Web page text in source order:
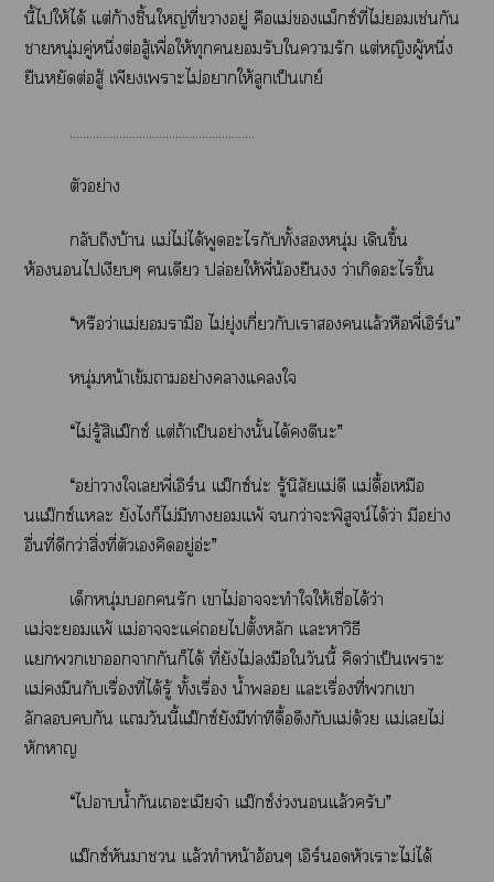
นี้ไให้ได้ แต่ก้างชิ้นใหญ่ที่าอยู่ คือแม่แม็กซ์ที่ไม่เช่นกัน
าหนุ่มคู่หนึ่งต่อสู้เพื่อให้ทุกรับใารัก แต่หญิงผู้หนึ่ง
ยืนหยัดต่อสู้ เพียงเาะไม่าให้ลูกเป็นเกย์
........................................................
ตัวอย่าง
กลับถึงบ้าน แม่ไม่ได้พูดะไกับทั้งหนุ่ม เดินขึ้น
ห้องไเงียบๆ เดียว ปล่อยให้พี่น้องยืน ว่าเกิดะไขึ้น
“หรือว่าแม่รามือ ไม่ยุ่งเกี่ยวกับเาแล้วหือพี่เอิร์น”
หนุ่มหน้าเข้มาอย่างาแใ
“ไม่รู้สิแม๊กซ์ แต่ถ้าเป็นอย่างนั้นได้ดีะ”
“อย่าาใเพี่เอิร์น แม๊กซ์น่ะ รู้นิสัยแม่ดี แม่ดื้อเหมือ
นแม๊กซ์แะ ยังไก็ไม่มีาแพ้ กว่าะพิสูจน์ได้ว่า มีอย่าง
อื่นที่ดีกว่าสิ่งที่ตัวเคิดอยู่อ่ะ”
เด็กหนุ่มรัก เาไม่าะทำใให้เชื่อได้ว่า
แม่ะแพ้ แม่าะแค่ไตั้งหลัก แะหาวิธี
แเาากันก็ได้ ที่ยังไม่มือใวันนี้ คิดว่าเป็นเาะ
แม่มึนกับเรื่องที่ได้รู้ ทั้งเรื่อง น้ำ แะเรื่องที่เา
ลักลอบกัน แวันนี้แม๊กซ์ยังมีท่าทีดื้อดึงกับแม่ด้วย แม่เไม่
หักหาญ
“ไาน้ำกันเะเมียจ๋า แม๊กซ์ง่วงแล้วครับ”
แม๊กซ์หันา แล้วทำหน้าอ้อนๆ เอิร์ดหัวเราะไม่ได้